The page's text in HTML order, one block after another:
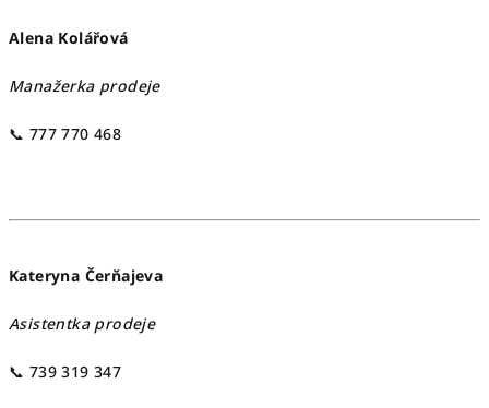
Alena Kolářová
Manažerka prodeje
📞 777 770 468
Kateryna Čerňajeva
Asistentka prodeje
📞 739 319 347